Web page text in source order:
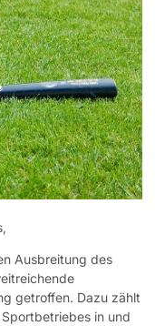
Ausbreitung des
getroffen. Dazu zählt
in und